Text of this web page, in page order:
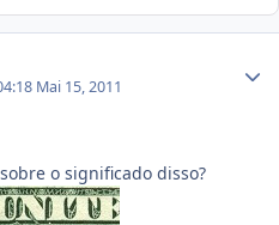
Mai 15, 2011
o significado disso?